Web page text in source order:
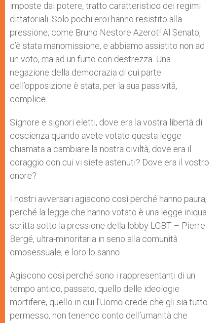
imposte dal potere, tratto caratteristico dei regimi
dittatoriali. Solo pochi eroi hanno resistito alla
pressione, come Bruno Nestore Azerot! Al Senato,
c’è stata manomissione, e abbiamo assistito non ad
un voto, ma ad un furto con destrezza. Una
negazione della democrazia di cui parte
dell’opposizione è stata, per la sua passività,
complice.
Signore e signori eletti, dove era la vostra libertà di
coscienza quando avete votato questa legge
chiamata a cambiare la nostra civiltà, dove era il
coraggio con cui vi siete astenuti? Dove era il vostro
onore?
I nostri avversari agiscono così perché hanno paura,
perché la legge che hanno votato è una legge iniqua
scritta sotto la pressione della lobby LGBT – Pierre
Bergé, ultra-minoritaria in seno alla comunità
omosessuale, e loro lo sanno.
Agiscono così perché sono i rappresentanti di un
tempo antico, passato, quello delle ideologie
mortifere, quello in cui l’Uomo crede che gli sia tutto
permesso, non tenendo conto dell’umanità che